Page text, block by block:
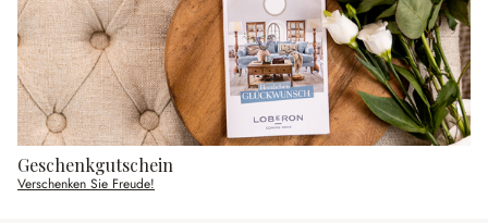
Geschenkgutschein
Verschenken Sie Freude!